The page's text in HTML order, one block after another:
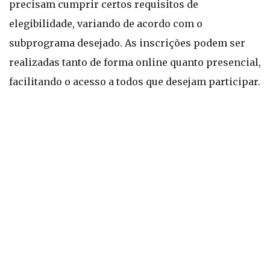
precisam cumprir certos requisitos de
elegibilidade, variando de acordo com o
subprograma desejado. As inscrições podem ser
realizadas tanto de forma online quanto presencial,
facilitando o acesso a todos que desejam participar.